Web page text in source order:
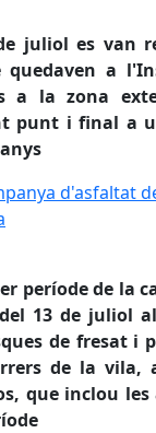
juliol es van
quedaven a
a la zona
punt i final a
d'asfaltat
d'asfaltat
període de la
13 de juliol
de fresat i
de la vila,
que inclou